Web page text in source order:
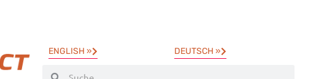
ENGLISH » DEUTSCH »